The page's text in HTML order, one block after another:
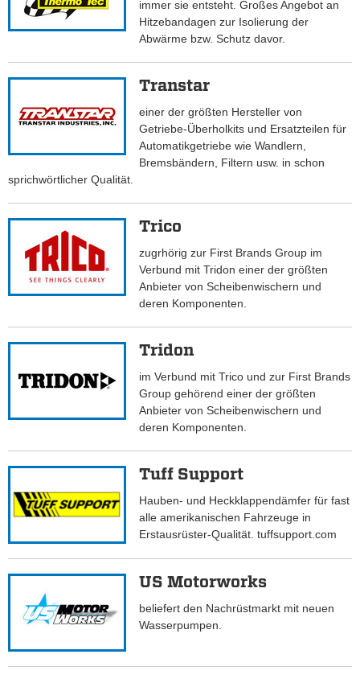
immer sie entsteht. Großes Angebot an
Hitzebandagen zur Isolierung der
Abwärme bzw. Schutz davor.
Transtar
einer der größten Hersteller von
Getriebe-Überholkits und Ersatzteilen für
Automatikgetriebe wie Wandlern,
Bremsbändern, Filtern usw. in schon
sprichwörtlicher Qualität.
Trico
zugrhörig zur First Brands Group im
Verbund mit Tridon einer der größten
Anbieter von Scheibenwischern und
deren Komponenten.
Tridon
im Verbund mit Trico und zur First Brands
Group gehörend einer der größten
Anbieter von Scheibenwischern und
deren Komponenten.
Tuff Support
Hauben- und Heckklappendämfer für fast
alle amerikanischen Fahrzeuge in
Erstausrüster-Qualität. tuffsupport.com
US Motorworks
beliefert den Nachrüstmarkt mit neuen
Wasserpumpen.